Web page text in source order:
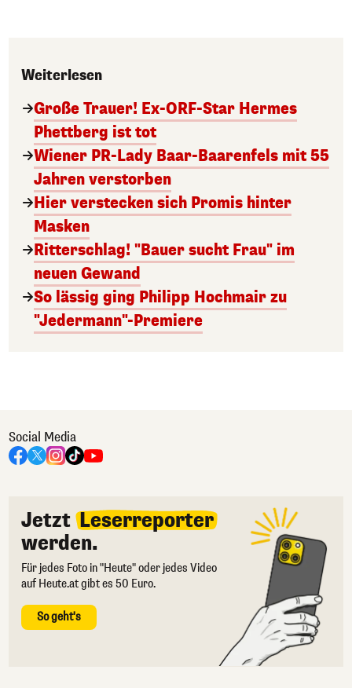
Weiterlesen
Große Trauer! Ex-ORF-Star Hermes
Phettberg ist tot
Wiener PR-Lady Baar-Baarenfels mit 55
Jahren verstorben
Hier verstecken sich Promis hinter
Masken
Ritterschlag! "Bauer sucht Frau" im
neuen Gewand
So lässig ging Philipp Hochmair zu
"Jedermann"-Premiere
Social Media
Jetzt Leserreporter
werden.
Für jedes Foto in "Heute" oder jedes Video
auf Heute.at gibt es 50 Euro.
So geht's